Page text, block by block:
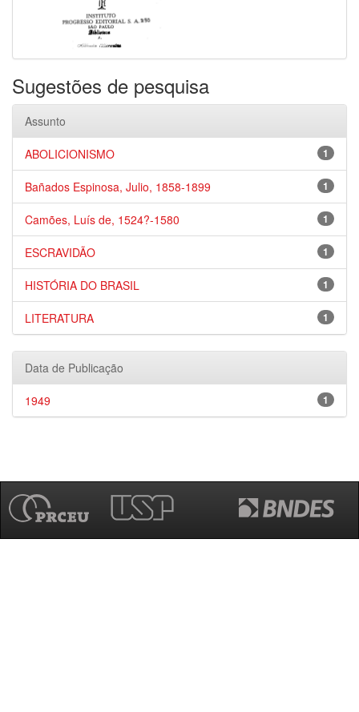
Sugestões de pesquisa
Assunto
1
ABOLICIONISMO
1
Bañados Espinosa, Julio, 1858-1899
1
Camões, Luís de, 1524?-1580
1
ESCRAVIDÃO
1
HISTÓRIA DO BRASIL
1
LITERATURA
Data de Publicação
1
1949